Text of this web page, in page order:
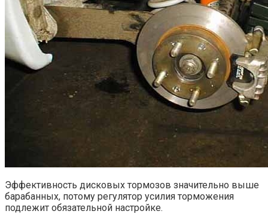
Эффективность дисковых тормозов значительно выше
барабанных, потому регулятор усилия торможения
подлежит обязательной настройке.